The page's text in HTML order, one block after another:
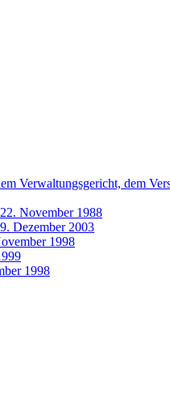
Verwaltungsgericht, dem
November 1988
Dezember 2003
1998
1998